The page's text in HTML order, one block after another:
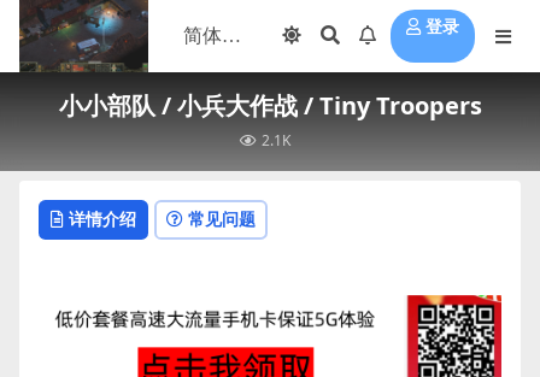
登录
小小部队 / 小兵大作战 / Tiny Troopers
2.1K
详情介绍 常见问题